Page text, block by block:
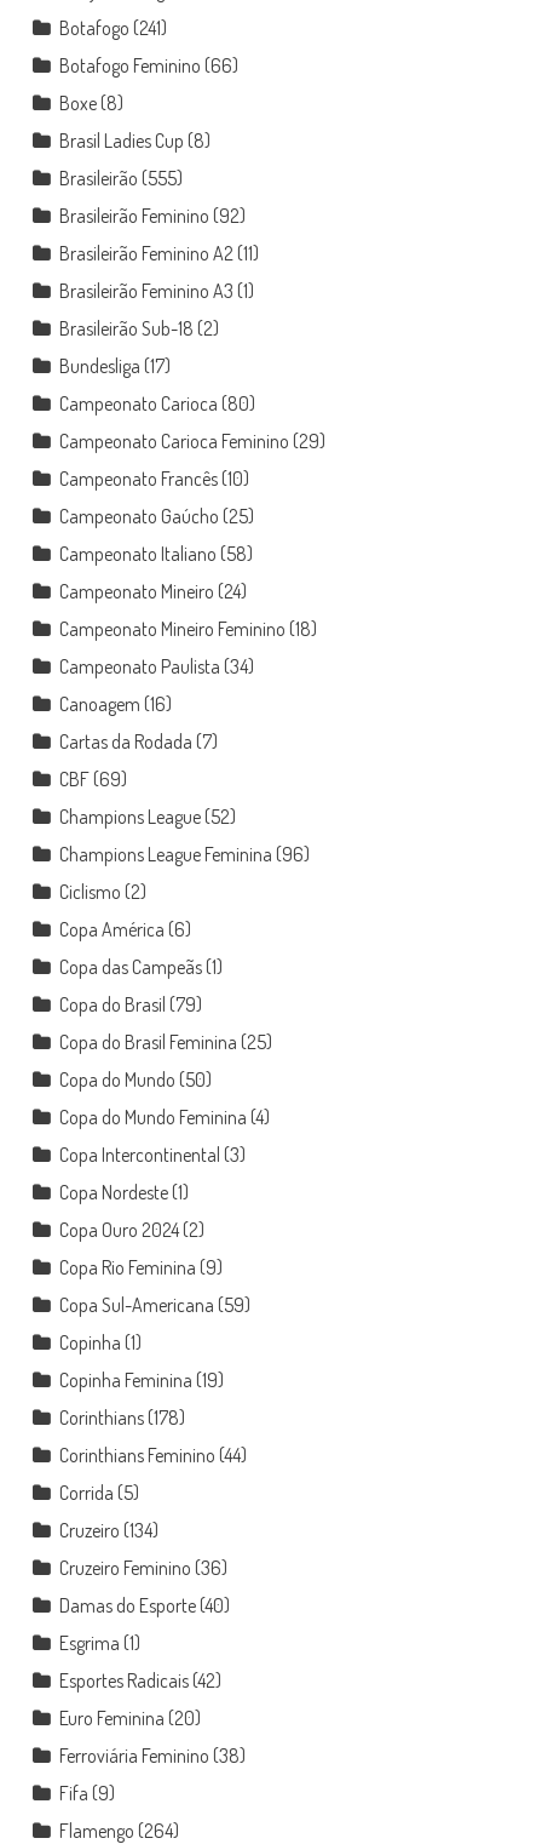
Botafogo (241)
Botafogo Feminino (66)
Boxe(8)
Brasil Ladies Cup (8)
Brasileirão (555)
Brasileirão Feminino (92)
Brasileirão Feminino A2(11)
Brasileirão Feminino A3 (1)
Brasileirão Sub-18 (2)
Bundesliga (17)
Campeonato Carioca (80)
Campeonato Carioca Feminino (29)
Campeonato Francês(10)
Campeonato Gaúcho (25)
Campeonato Italiano (58)
Campeonato Mineiro (24)
Campeonato Mineiro Feminino (18)
Campeonato Paulista (34)
Canoagem (16)
Cartas da Rodada (7)
CBF(69)
Champions League(52)
Champions League Feminina (96)
Ciclismo (2)
Copa América (6)
Copa das Campeãs(1)
Copa do Brasil (79)
Copa do Brasil Feminina (25)
Copa do Mundo (50)
Copa do Mundo Feminina (4)
Copa Intercontinental (3)
Copa Nordeste(1)
Copa Ouro 2024(2)
Copa Rio Feminina (9)
Copa Sul-Americana (59)
Copinha (1)
Copinha Feminina (19)
Corinthians(178)
Corinthians Feminino (44)
Corrida (5)
Cruzeiro (134)
Cruzeiro Feminino (36)
Damas do Esporte(40)
Esgrima (1)
Esportes Radicais(42)
Euro Feminina (20)
Ferroviária Feminino (38)
Fifa (9)
Flamengo (264)